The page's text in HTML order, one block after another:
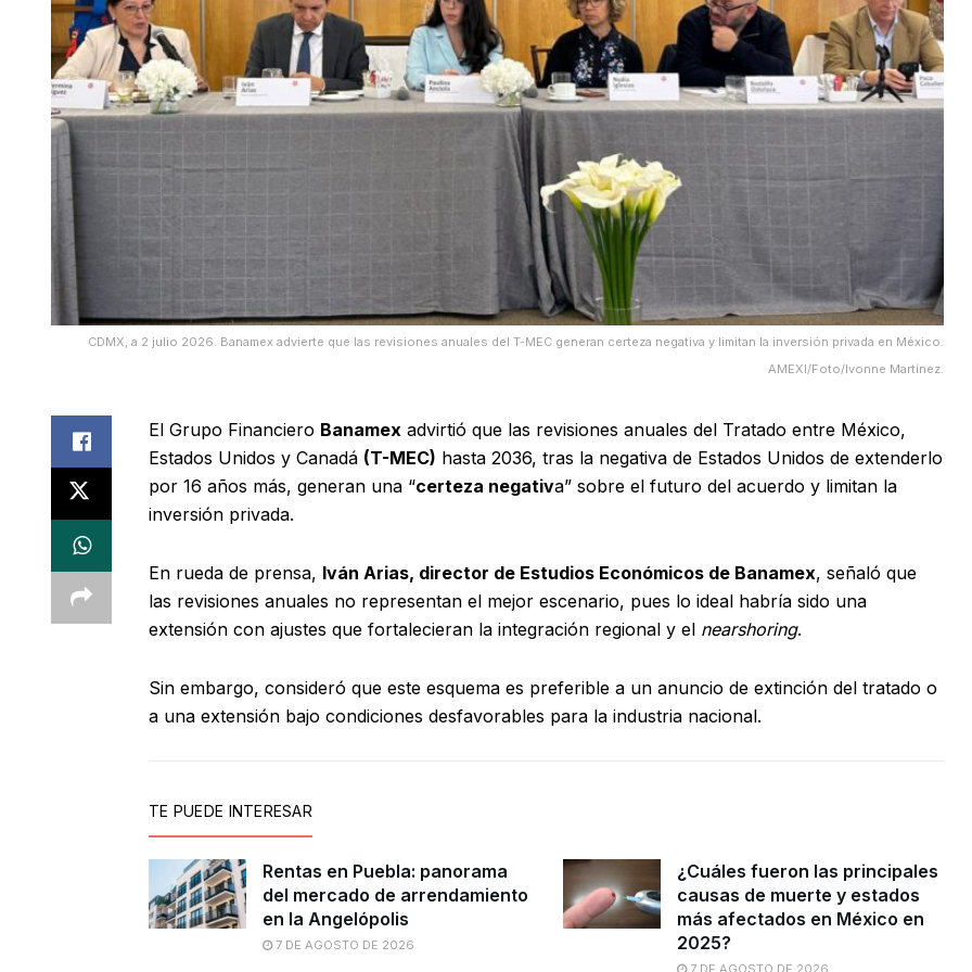
CDMX, a 2 julio 2026. Banamex advierte que las revisiones anuales del T-MEC generan certeza negativa y limitan la inversión privada en México.
AMEXI/Foto/Ivonne Martínez.
El Grupo Financiero Banamex advirtió que las revisiones anuales del Tratado entre México,
Estados Unidos y Canadá (T-MEC) hasta 2036, tras la negativa de Estados Unidos de extenderlo
por 16 años más, generan una “certeza negativa” sobre el futuro del acuerdo y limitan la
inversión privada.
En rueda de prensa, Iván Arias, director de Estudios Económicos de Banamex, señaló que
las revisiones anuales no representan el mejor escenario, pues lo ideal habría sido una
extensión con ajustes que fortalecieran la integración regional y el nearshoring.
Sin embargo, consideró que este esquema es preferible a un anuncio de extinción del tratado o
a una extensión bajo condiciones desfavorables para la industria nacional.
TE PUEDE INTERESAR
Rentas en Puebla: panorama
del mercado de arrendamiento
en la Angelópolis
7 DE AGOSTO DE 2026
¿Cuáles fueron las principales
causas de muerte y estados
más afectados en México en
2025?
7 DE AGOSTO DE 2026